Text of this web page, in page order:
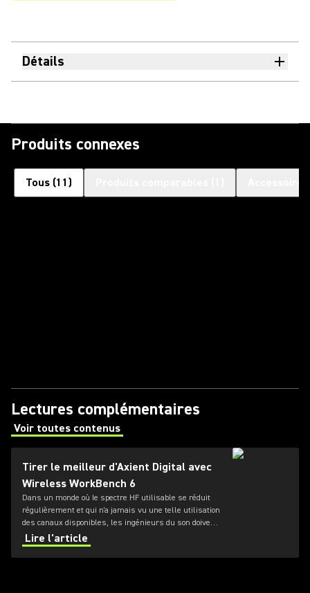
Détails
Produits connexes
Tous (11 )
Lectures complémentaires
Voir toutes contenus
(Opens in a new tab)
Tirer le meilleur d'Axient Digital avec
Wireless WorkBench 6
Dans un monde où Ie spectre HF utilisable se réduit
régulièrement et qui n'a jamais vu une telle utilisation
des canaux disponibles, les ingénieurs du son doivent
passer de plus en plus de temps à gérer les
environnements radio fréquence (RF) dans lesquels
ils évoluent.
Lire l'article